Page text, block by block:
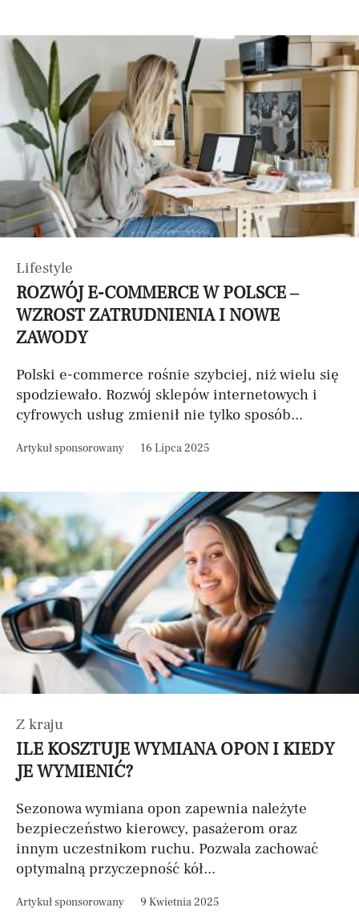
Lifestyle
ROZWÓJ E-COMMERCE W POLSCE –
WZROST ZATRUDNIENIA I NOWE
ZAWODY
Polski e-commerce rośnie szybciej, niż wielu się
spodziewało. Rozwój sklepów internetowych i
cyfrowych usług zmienił nie tylko sposób...
Artykuł sponsorowany 16 Lipca 2025
Z kraju
ILE KOSZTUJE WYMIANA OPON I KIEDY
JE WYMIENIĆ?
Sezonowa wymiana opon zapewnia należyte
bezpieczeństwo kierowcy, pasażerom oraz
innym uczestnikom ruchu. Pozwala zachować
optymalną przyczepność kół...
Artykuł sponsorowany 9 Kwietnia 2025